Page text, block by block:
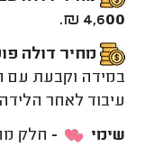
4,600 ₪.
מחיר דולה פוסט
במידה וקבעת עם
עיבוד לאחר
שימי
- חלק